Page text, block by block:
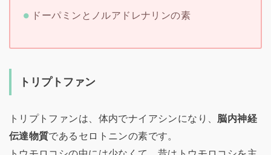
ドーパミンとノルアドレナリンの素
トリプトファン
トリプトファンは、体内でナイアシンになり、 脳内神経
伝達物質であるセロトニンの素です。